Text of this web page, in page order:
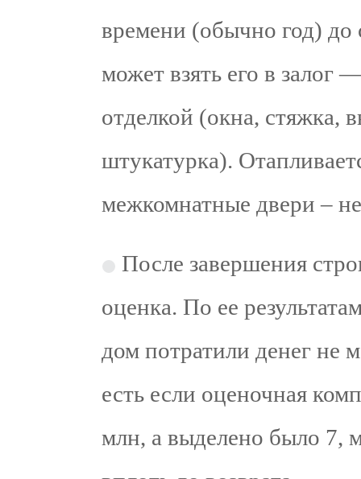
времени (обычно год) до
может взять его в залог
отделкой (окна, стяжка,
штукатурка).
межкомнатные двери –
После завершения
оценка. По ее
дом потратили денег не
есть если оценочная
млн, а выделено было 7,